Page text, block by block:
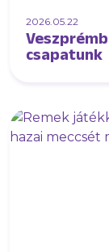
2026.05.22
csapatunk